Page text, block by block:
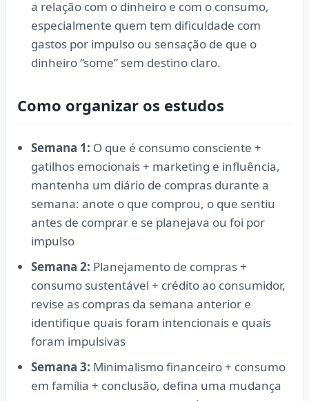
a relação com o dinheiro e com o consumo,
especialmente quem tem dificuldade com
gastos por impulso ou sensação de que o
dinheiro “some” sem destino claro.
Como organizar os estudos
Semana 1: O que é consumo consciente +
gatilhos emocionais + marketing e influência,
mantenha um diário de compras durante a
semana: anote o que comprou, o que sentiu
antes de comprar e se planejava ou foi por
impulso
Semana 2: Planejamento de compras +
consumo sustentável + crédito ao consumidor,
revise as compras da semana anterior e
identifique quais foram intencionais e quais
foram impulsivas
Semana 3: Minimalismo financeiro + consumo
em família + conclusão, defina uma mudança